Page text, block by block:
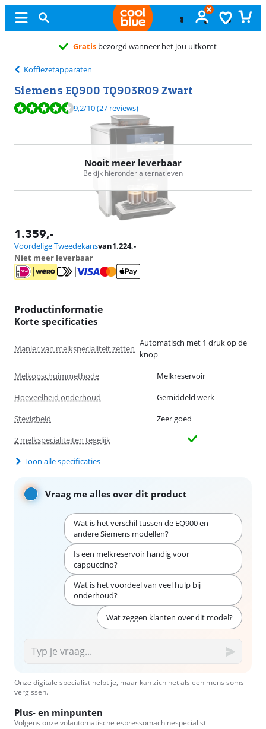
Koffiezetapparaten
Siemens EQ900 TQ903R09 Zwart
Beoordeling is 9,2 van de 10, gebaseerd op 27 reviews.
9,2/10(27 reviews)
Nooit meer leverbaar
Bekijk hieronder alternatieven
1.359,-
Voordelige Tweedekansvan1.224,-
Niet meer leverbaar
Productinformatie
Korte specificaties
Manier van melkspecialiteit zetten
Automatisch met 1 druk op de
knop
Melkopschuimmethode
Melkreservoir
Hoeveelheid onderhoud
Gemiddeld werk
Stevigheid
Zeer goed
2 melkspecialiteiten tegelijk
Toon alle specificaties
Vraag me alles over dit product
Wat is het verschil tussen de EQ900 en
andere Siemens modellen?
Is een melkreservoir handig voor
cappuccino?
Wat is het voordeel van veel hulp bij
onderhoud?
Wat zeggen klanten over dit model?
Onze digitale specialist helpt je, maar kan zich net als een mens soms
vergissen.
Plus- en minpunten
Volgens onze volautomatische espressomachinespecialist